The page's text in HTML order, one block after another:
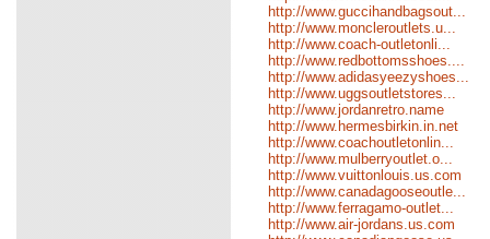
http://www.guccihandbagsout...
http://www.moncleroutlets.u...
http://www.coach-outletonli...
http://www.redbottomsshoes....
http://www.adidasyeezyshoes...
http://www.uggsoutletstores...
http://www.jordanretro.name
http://www.hermesbirkin.in.net
http://www.coachoutletonlin...
http://www.mulberryoutlet.o...
http://www.vuittonlouis.us.com
http://www.canadagooseoutle...
http://www.ferragamo-outlet...
http://www.air-jordans.us.com